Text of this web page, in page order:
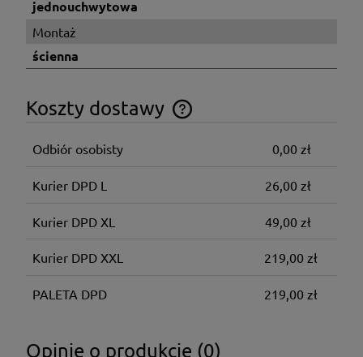
jednouchwytowa
Montaż
ścienna
Koszty dostawy
Cena nie zawiera ewentualnych kosztów płatności
Odbiór osobisty 0,00 zł
Kurier DPD L 26,00 zł
Kurier DPD XL 49,00 zł
Kurier DPD XXL 219,00 zł
PALETA DPD 219,00 zł
Opinie o produkcie (0)